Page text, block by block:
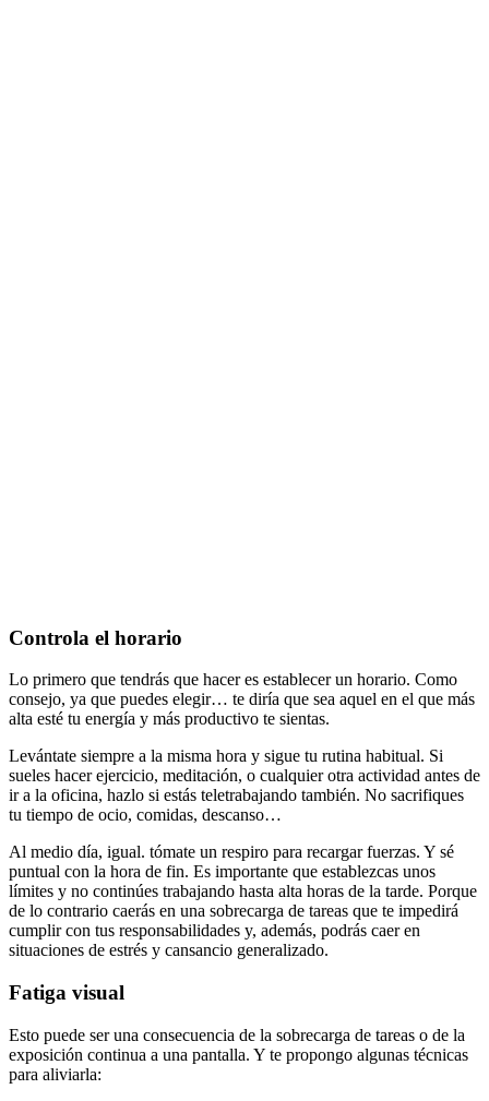
Controla el horario
Lo primero que tendrás que hacer es establecer un horario. Como
consejo, ya que puedes elegir… te diría que sea aquel en el que más
alta esté tu energía y más productivo te sientas.
Levántate siempre a la misma hora y sigue tu rutina habitual. Si
sueles hacer ejercicio, meditación, o cualquier otra actividad antes de
ir a la oficina, hazlo si estás teletrabajando también. No sacrifiques
tu tiempo de ocio, comidas, descanso…
Al medio día, igual. tómate un respiro para recargar fuerzas. Y sé
puntual con la hora de fin. Es importante que establezcas unos
límites y no continúes trabajando hasta alta horas de la tarde. Porque
de lo contrario caerás en una sobrecarga de tareas que te impedirá
cumplir con tus responsabilidades y, además, podrás caer en
situaciones de estrés y cansancio generalizado.
Fatiga visual
Esto puede ser una consecuencia de la sobrecarga de tareas o de la
exposición continua a una pantalla. Y te propongo algunas técnicas
para aliviarla: